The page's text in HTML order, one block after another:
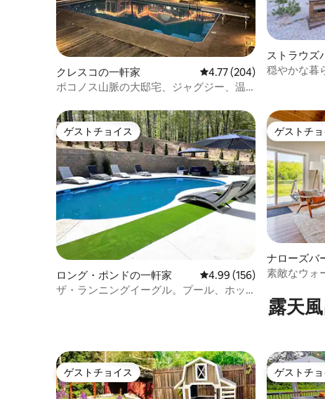
クレスコの一軒家 レビュー204件、5つ星中
4.77 (204)
ポコノス山脈の大邸宅、ジャグジー、温
ストラウズ
穏やかな暮
ゲストチョイス
ゲストチョイス
ロング・ポンドの一軒家 レビュー156件、5つ星中
4.99 (156)
ザ・ランニングイーグル。プール、ホッ
ゲストチ
ゲストチョ
ナローズバ
素敵なウォ
露天
ゲストチョイス
ゲストチョイス ゲストチ
ゲストチョ